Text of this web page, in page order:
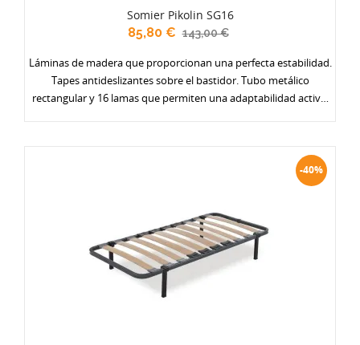
Somier Pikolin SG16
85,80 € 143,00 €
Láminas de madera que proporcionan una perfecta estabilidad.
Tapes antideslizantes sobre el bastidor. Tubo metálico
rectangular y 16 lamas que permiten una adaptabilidad activa.
-40%